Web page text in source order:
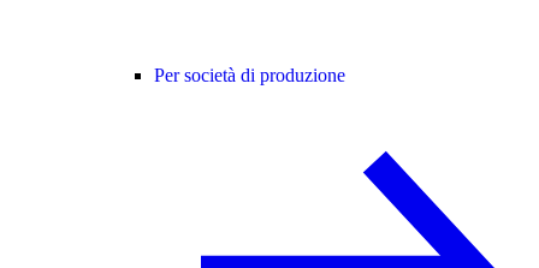
Per società di produzione